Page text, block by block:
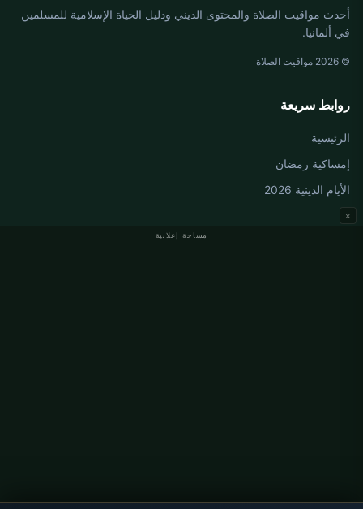
مساحة إعلانية
×
أحدث مواقيت الصلاة والمحتوى الديني ودليل الحياة الإسلامية للمسلمين
في ألمانيا.
© 2026 مواقيت الصلاة
روابط سريعة
الرئيسية
إمساكية رمضان
الأيام الدينية 2026